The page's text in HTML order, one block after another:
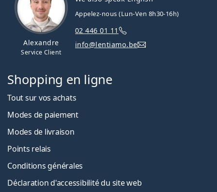
Alexandre
Service Client
Appelez-nous (Lun-Ven 8h30-16h)
02 446 01 11
info@lentiamo.be
Shopping en ligne
Tout sur vos achats
Modes de paiement
Modes de livraison
Points relais
Conditions générales
Déclaration d'accessibilité du site web